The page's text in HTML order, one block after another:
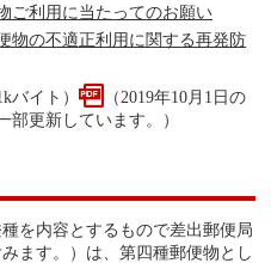
ご利用に当たってのお願い
物の不適正利用に関する再発防
バイト）
（2019年10月1日の
更新しています。）
を内容とするもので差出郵便局
ます。）は、第四種郵便物とし